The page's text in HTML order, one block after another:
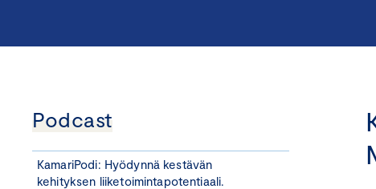
Podcast
KamariPodi: Hyödynnä kestävän
kehityksen liiketoimintapotentiaali.